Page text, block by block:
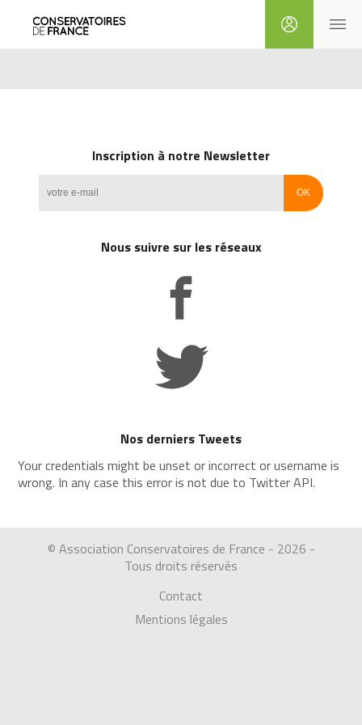
Inscription à notre Newsletter
Nous suivre sur les réseaux
Nos derniers Tweets
Your credentials might be unset or incorrect or username is
wrong. In any case this error is not due to Twitter API.
© Association Conservatoires de France - 2026 -
Tous droits réservés
Contact
Mentions légales